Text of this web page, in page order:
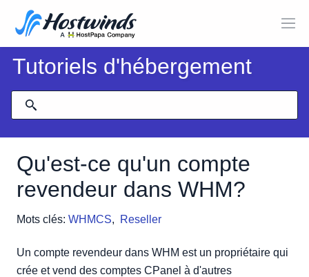
Tutoriels d'hébergement
Qu'est-ce qu'un compte
revendeur dans WHM?
Mots clés: WHMCS, Reseller
Un compte revendeur dans WHM est un propriétaire qui
crée et vend des comptes CPanel à d'autres